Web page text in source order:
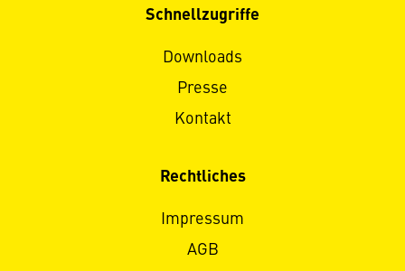
Schnellzugriffe
Downloads
Presse
Kontakt
Rechtliches
Impressum
AGB